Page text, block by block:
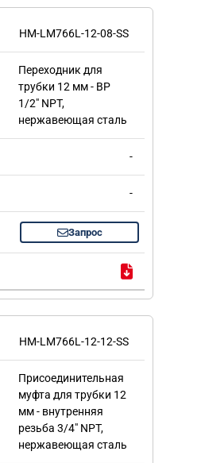
HM-LM766L-12-08-SS
Переходник для
трубки 12 мм - ВР
1/2" NPT,
нержавеющая сталь
-
-
Запрос
HM-LM766L-12-12-SS
Присоединительная
муфта для трубки 12
мм - внутренняя
резьба 3/4" NPT,
нержавеющая сталь